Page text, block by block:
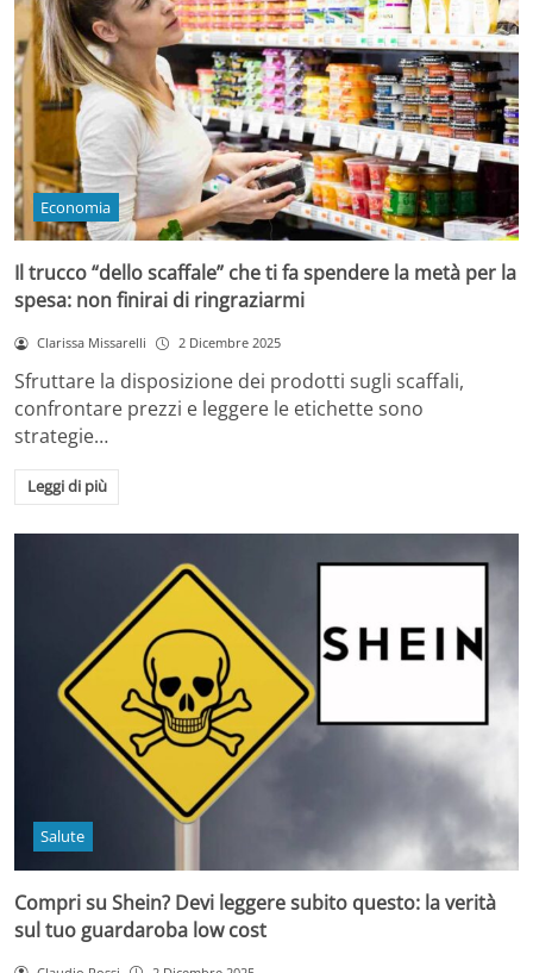
Economia
Il trucco “dello scaffale” che ti fa spendere la metà per la
spesa: non finirai di ringraziarmi
Clarissa Missarelli 2 Dicembre 2025
Sfruttare la disposizione dei prodotti sugli scaffali,
confrontare prezzi e leggere le etichette sono
strategie…
Leggi di più
Salute
Compri su Shein? Devi leggere subito questo: la verità
sul tuo guardaroba low cost